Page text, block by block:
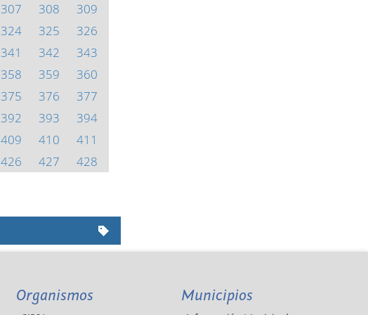
307 308
309
324 325
326
341 342
343
358 359
360
375 376
377
392 393
394
409 410
411
426 427
428
Organismos Municipios